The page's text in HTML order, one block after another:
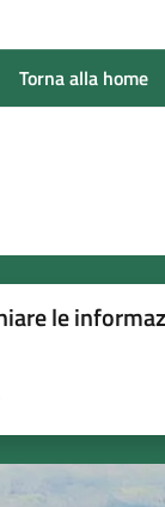
Torna alla home
le
5 stelle su 5
stelle su 5
su 5
5